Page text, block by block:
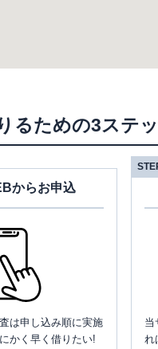
るための3ステ
からお申込
は申し込み順に実施
かく早く借りたい!
当
れ